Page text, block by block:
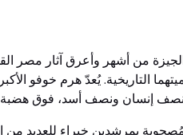
من أشهر وأعرق آثار مصر
التاريخية. يُعدّ هرم خوفو
نصف إنسان ونصف أسد، فوق هضبة
بمرشدين خبراء للعديد من